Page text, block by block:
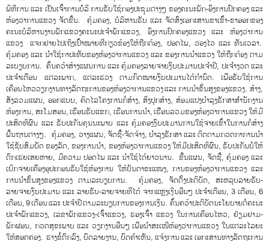
ພິທີການ ແລະ ເປັນເຈົ້າການບໍໍລິ ການຮັບໃຊ້ກອງປະຊຸມຕ່າງໆ ຂອງຄະນະພັກ-ອົງການປົກຄອງ ແລະ
ຫ້ອງວ່າການແຂວງ ຈັດຂື້ນ. ຄຸ້ມຄອງ, ບໍລິຫານຮັບ ແລະ ຈັດສົ່ງເອກະສານຂາເຂົ້າ-ຂາອອກຂອງ
ຄະນະບໍລິຫານງານພັກແຂວງຄະນະປະຈຳພັກແຂວງ, ອົງການປົກຄອງແຂວງ ແລະ ຫ້ອງວ່າການ
ແຂວງ ແຈກຢາຍໄປເຖິງເປົ້າໝາຍທີ່ກ່ຽວຂ້ອງໃຫ້ຖືກຕ້ອງ, ປອດໄພ, ວ່ອງໄວ ແລະ ທັນເວລາ.
ຄຸ້ມຄອງ ແລະ ນຳໃຊ້ກາປະທັບຂອງຫ້ອງວ່າການແຂວງ ແລະ ຂອງການນຳແຂວງ ໃຫ້ຖືກຕ້ອງ ຕາມ
ລະບຽບການ. ຄົ້ນຄວ້າສ້າງແຜນການ ແລະ ຄຸ້ມຄອງລາຍຈ່າຍງົບປະມານປະຈຳປີ, ປະຈຳງວດ ແລະ
ປະຈຳເດືອນ ແຕ່ລະພາກ, ແຕ່ລະຮ່ວງ ຕາມກົດໝາຍງົບປະມານໄດ້ກຳນົດ. ເພື່ອຮັບໃຊ້ການ
ເຄື່ອນໄຫວວຽກງານທາງລັດຖະການຂອງຫ້ອງວ່າການແຂວງ ແລະ ການນຳຂັ້ນສູງຂອງແຂວງ. ສ້າງ,
ສັງລວມແຜນ, ອອກແບບ, ຄິດໄລ່ໂຄງການກໍ່ສ້າງ, ສິ່ງປຸກສ້າງ, ສ້ອມແປງບຳລຸງຮັກສາສຳນັກງານ
ຫ້ອງການ, ສະໂມສອນ, ເຮືອນຮັບແຂກ, ເຮືອນການນຳ, ເຮືືອນລວມຂອງຫ້ອງວ່າການແຂວງ ໃຫ້ມີ
ປະສິດທິຜົນ ແລະ ຮັບປະກັນຄຸນນະພາບ ແລະ ຄຸ້ມຄອງງົບປະມານການໃຊ້ຈ່າຍເຂົ້າໃນການກໍ່ສ້າງ
ພື້ນຖານຕ່າງໆ. ຄຸ້ມຄອງ, ວາງແຜນ, ຈັດຊື້-ຈັດຈ້າງ, ບຳລຸງຮັກສາ ແລະ ຕິດຕາມກວດກາການນຳ
ໃຊ້ຊັບສົມບັດ ຂອງລັດ, ຂອງການນຳ, ຂອງຫ້ອງວ່າການແຂວງ ໃຫ້ມີປະສິດທິຜົນ, ຮັບປະກັນບໍ່ໃຫ້
ຕົກເຮ່ຍເສຍຫາຍ, ມີຄວາມ ປອດໄພ ແລະ ນຳໃຊ້ໄດ້ຍາວນານ. ຂື້ນແຜນ, ຈັດຊື້, ຄຸ້ມຄອງ ແລະ
ເບິກຈ່າຍເຄື່ອງອຸປະກອນຮັບໃຊ້ຫ້ອງການ ໃຫ້ບັນດາຂະແໜງ, ການຂອງຫ້ອງວ່າການແຂວງ ແລະ
ການນຳຂັ້ນສູງຂອງແຂວງ ຕາມລະບຽບການ. ຄຸ້ມຄອງ, ຈັດຕັ້ງປະຕິບັດ, ສະຫລຸບລາຍຮັບ-
ລາຍຈ່າຍງົບປະມານ ແລະ ລາຍຮັບ-ລາຍຈ່າຍທີ່ໄດ້ ຈາກແຫຼ່ງເງິນອື່ນໆ ປະຈຳເດືອນ, 3 ເດືອນ, 6
ເດືອນ, 9 ເດືອນ ແລະ ປະຈຳປີ ຕາມລະບຽບການຂອງການເງິນ. ຄົ້ນຄວ້າປະຕິບັດນະໂຍບາຍຕໍ່ຄະນະ
ປະຈໍາພັກແຂວງ, ເລຂາພັກແຂວງ-ເຈົ້າແຂວງ, ຮອງເຈົ້າ ແຂວງ ໃນການເຄື່ອນໄຫວ, ຢ້ຽມຢາມ-
ພັກຜ່ອນ, ກວດສຸຂະພາບ ແລະ ວຽກງານອື່ນໆ ເພື່ອນຳສະເໜີຫ້ອງວ່າການແຂວງ ໃນແຕ່ລະໄລຍະ
ໃຫ້ສອດຄ່ອງ. ຮ່າງຂໍ້ຕົກລົງ, ບົດລາຍງານ, ບົດຄຳເຫັນ, ແຈ້ງການ ແລະ ເອກະສານທາງລັດຖະການ